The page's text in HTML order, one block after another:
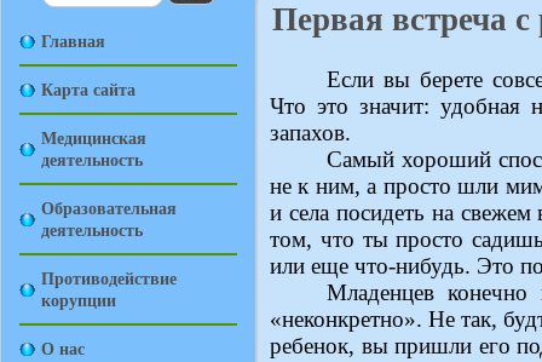
Главная
Карта сайта
Медицинская
деятельность
Образовательная
деятельность
Противодействие
корупции
О нас
Первая встреча
Если вы берете
Что это значит: удобная
запахов.
Самый хороший
не к ним, а просто шли
и села посидеть на
том, что ты просто
или еще что-нибудь. Это
Младенцев
«неконкретно». Не так,
ребенок, вы пришли его